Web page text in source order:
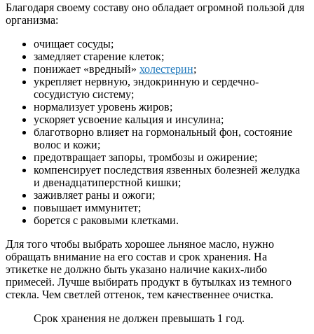
Благодаря своему составу оно обладает огромной пользой для
организма:
очищает сосуды;
замедляет старение клеток;
понижает «вредный» холестерин;
укрепляет нервную, эндокринную и сердечно-
сосудистую систему;
нормализует уровень жиров;
ускоряет усвоение кальция и инсулина;
благотворно влияет на гормональный фон, состояние
волос и кожи;
предотвращает запоры, тромбозы и ожирение;
компенсирует последствия язвенных болезней желудка
и двенадцатиперстной кишки;
заживляет раны и ожоги;
повышает иммунитет;
борется с раковыми клетками.
Для того чтобы выбрать хорошее льняное масло, нужно
обращать внимание на его состав и срок хранения. На
этикетке не должно быть указано наличие каких-либо
примесей. Лучше выбирать продукт в бутылках из темного
стекла. Чем светлей оттенок, тем качественнее очистка.
Срок хранения не должен превышать 1 год.